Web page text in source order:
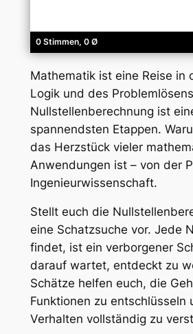
0 Stimmen, 0 Ø
Mathematik ist eine Reise in
Logik und des
Nullstellenberechnung ist
spannendsten Etappen.
das Herzstück vieler
Anwendungen ist – von der
Ingenieurwissenschaft.
Stellt euch die
eine Schatzsuche vor. Jede
findet, ist ein verborgener
darauf wartet, entdeckt zu
Schätze helfen euch, die
Funktionen zu entschlüsseln
Verhalten vollständig zu